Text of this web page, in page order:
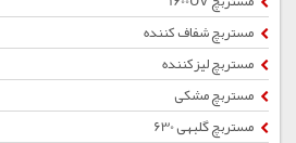
مستربچ شفاف کننده
مستربچ لیزکننده
مستربچ مشکی
مستربچ گلبهی 630